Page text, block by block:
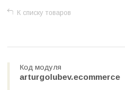
К списку товаров
Код модуля
arturgolubev.ecommerce